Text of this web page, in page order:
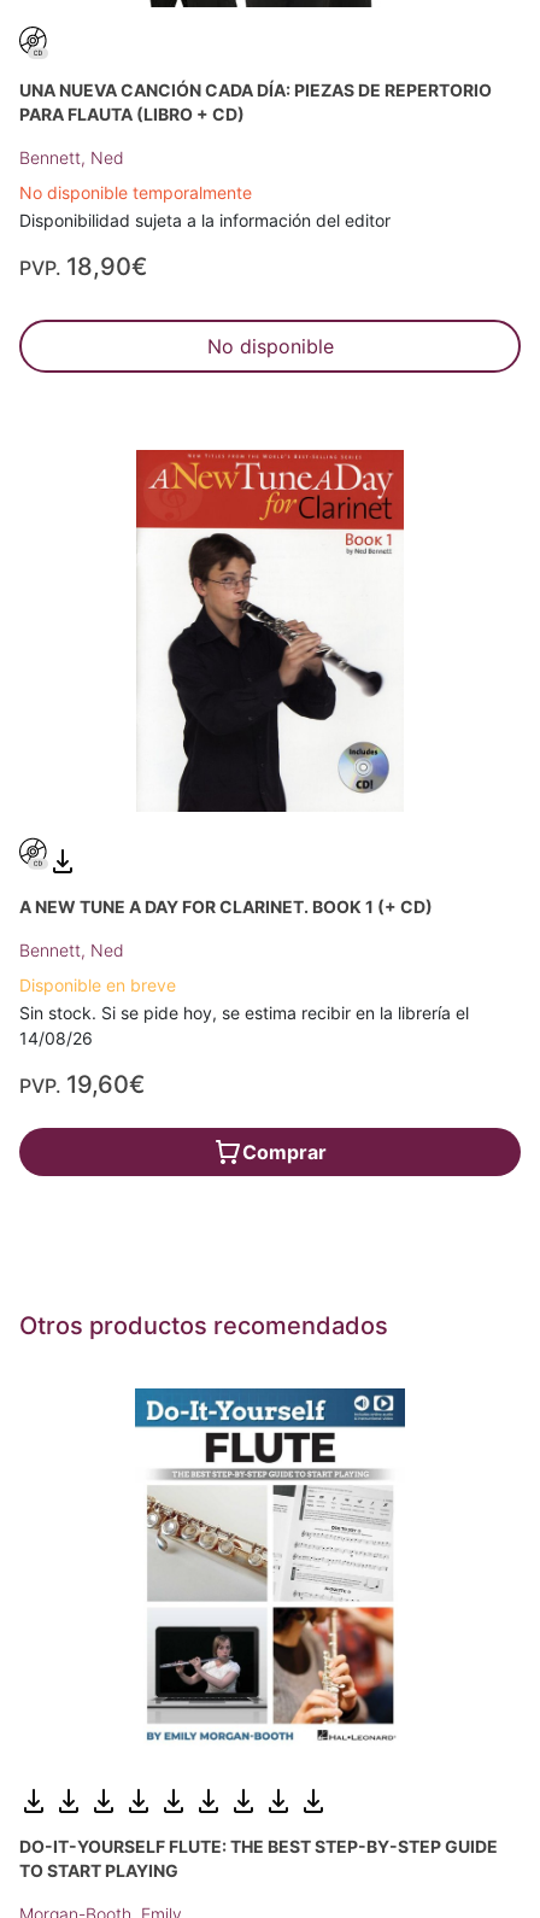
UNA NUEVA CANCIÓN CADA DÍA: PIEZAS DE REPERTORIO
PARA FLAUTA (LIBRO + CD)
Bennett, Ned
No disponible temporalmente
Disponibilidad sujeta a la información del editor
PVP. 18,90€
No disponible
A NEW TUNE A DAY FOR CLARINET. BOOK 1 (+ CD)
Bennett, Ned
Disponible en breve
Sin stock. Si se pide hoy, se estima recibir en la librería el
14/08/26
PVP. 19,60€
Comprar
Otros productos recomendados
DO-IT-YOURSELF FLUTE: THE BEST STEP-BY-STEP GUIDE
TO START PLAYING
Morgan-Booth, Emily